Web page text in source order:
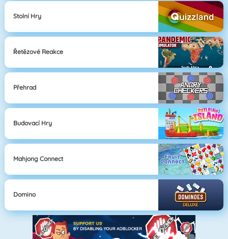
Stolní Hry
Řetězové Reakce
Přehrad
Budovací Hry
Mahjong Connect
Domino